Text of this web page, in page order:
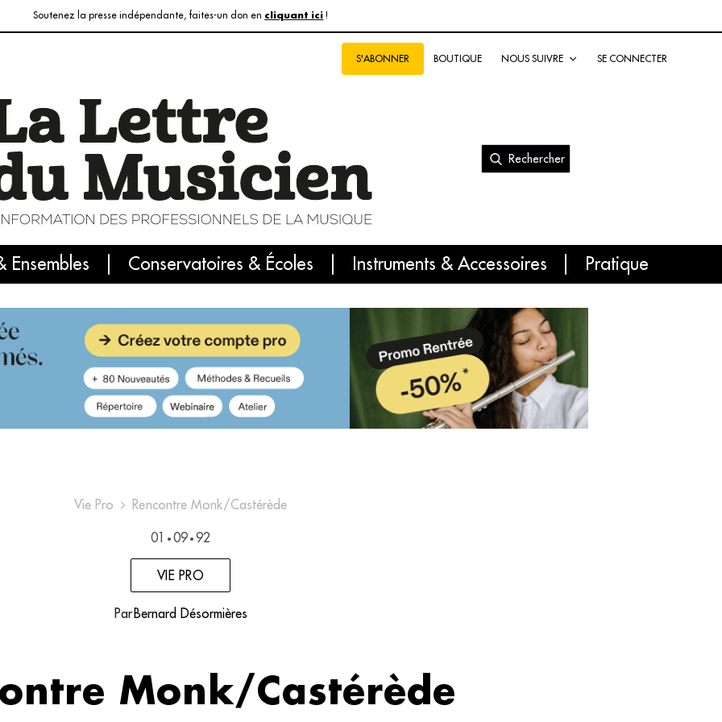
Soutenez la presse indépendante, faites-un don en cliquant ici !
S'ABONNER BOUTIQUE NOUS SUIVRE SE CONNECTER
Rechercher
Ensembles Conservatoires & Écoles Instruments & Accessoires Pratique
du jour Le numéro du mois International
Vie Pro Rencontre Monk/Castérède
01 • 09 • 92
VIE PRO
Par Bernard Désormières
Monk/Castérède